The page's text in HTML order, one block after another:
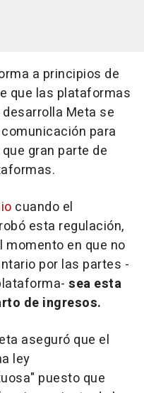
a principios de
que las plataformas
Meta se
para
gran parte de
cuando el
esta regulación,
momento en que no
por las partes -
sea esta
de ingresos.
aseguró que el
ley
puesto que